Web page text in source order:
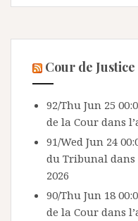
Cour de
92/Thu Jun 25
de la Cour dans
91/Wed Jun 24
du Tribunal dans
2026
90/Thu Jun 18
de la Cour dans